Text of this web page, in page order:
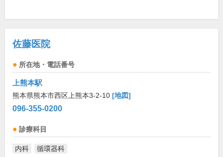
佐藤医院
所在地・電話番号
上熊本駅
熊本県熊本市西区上熊本3-2-10 [地図]
096-355-0200
診療科目
内科 循環器科